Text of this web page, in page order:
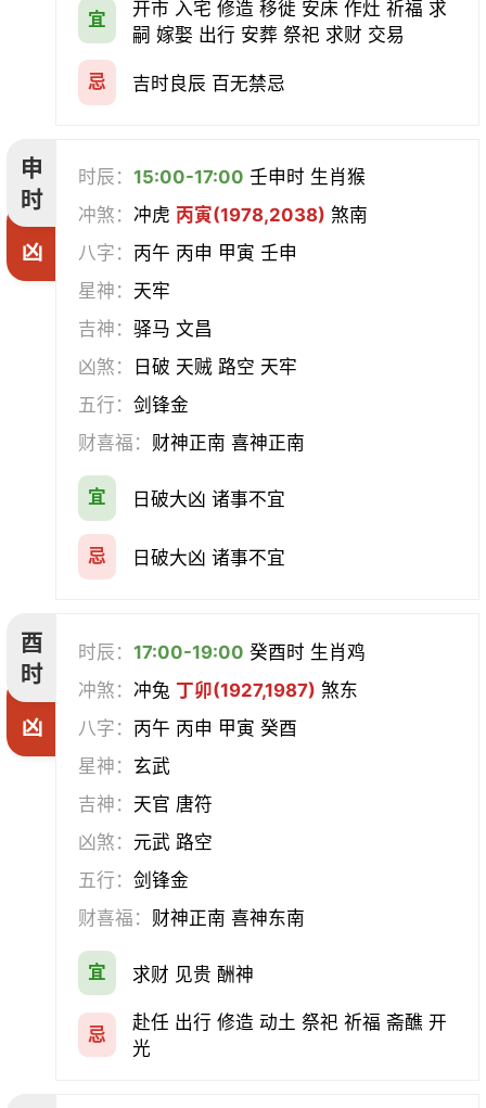
宜
开市 入宅 修造 移徙 安床 作灶 祈福 求
嗣 嫁娶 出行 安葬 祭祀 求财 交易
忌 吉时良辰 百无禁忌
申
时
凶
时辰：15:00-17:00 壬申时 生肖猴
冲煞：冲虎 丙寅(1978,2038) 煞南
八字： 丙午 丙申 甲寅 壬申
星神： 天牢
吉神：驿马 文昌
凶煞：
日破 天贼 路空 天牢
五行：剑锋金
财喜福： 财神正南 喜神正南
宜 日破大凶 诸事不宜
忌 日破大凶 诸事不宜
酉
时
凶
时辰：17:00-19:00 癸酉时 生肖鸡
冲煞：冲兔 丁卯(1927,1987) 煞东
八字： 丙午 丙申 甲寅 癸酉
星神： 玄武
吉神： 天官 唐符
凶煞： 元武 路空
五行：剑锋金
财喜福： 财神正南 喜神东南
宜 求财 见贵 酬神
忌
赴任 出行 修造 动土 祭祀 祈福 斋醮 开
光